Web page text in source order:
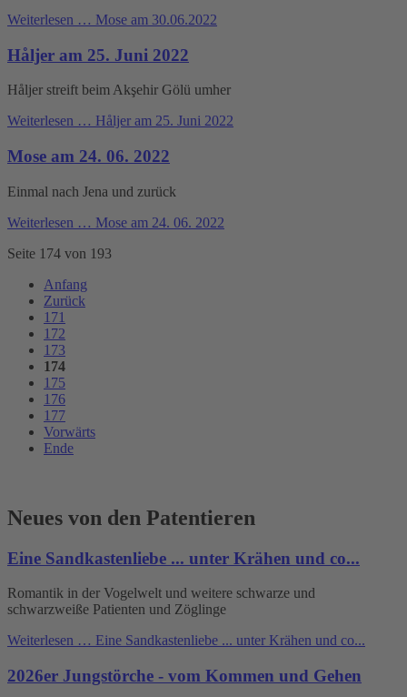
Weiterlesen … Mose am 30.06.2022
Håljer am 25. Juni 2022
Håljer streift beim Akşehir Gölü umher
Weiterlesen … Håljer am 25. Juni 2022
Mose am 24. 06. 2022
Einmal nach Jena und zurück
Weiterlesen … Mose am 24. 06. 2022
Seite 174 von 193
Anfang
Zurück
171
172
173
174
175
176
177
Vorwärts
Ende
Neues von den Patentieren
Eine Sandkastenliebe ... unter Krähen und co...
Romantik in der Vogelwelt und weitere schwarze und
schwarzweiße Patienten und Zöglinge
Weiterlesen … Eine Sandkastenliebe ... unter Krähen und co...
2026er Jungstörche - vom Kommen und Gehen